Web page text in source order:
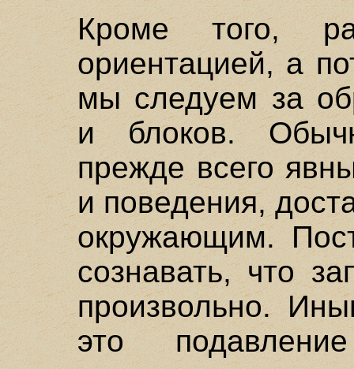
Кроме того,
ориентацией, а
мы следуем за
и блоков.
прежде всего
и поведения,
окружающим.
сознавать, что
произвольно.
это